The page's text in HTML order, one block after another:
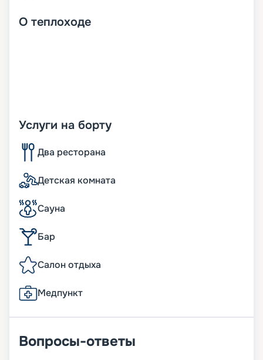
О теплоходе
Услуги на борту
Два ресторана
Детская комната
Сауна
Бар
Салон отдыха
Медпункт
Вопросы-ответы